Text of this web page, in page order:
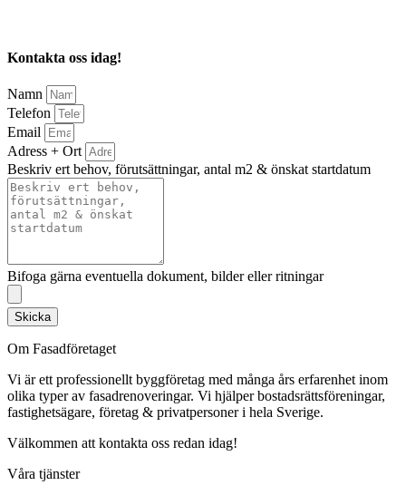
Kontakta oss idag!
Namn
Telefon
Email
Adress + Ort
Beskriv ert behov, förutsättningar, antal m2 & önskat startdatum
Bifoga gärna eventuella dokument, bilder eller ritningar
Skicka
Om Fasadföretaget
Vi är ett professionellt byggföretag med många års erfarenhet inom
olika typer av fasadrenoveringar. Vi hjälper bostadsrättsföreningar,
fastighetsägare, företag & privatpersoner i hela Sverige.
Välkommen att kontakta oss redan idag!
Våra tjänster